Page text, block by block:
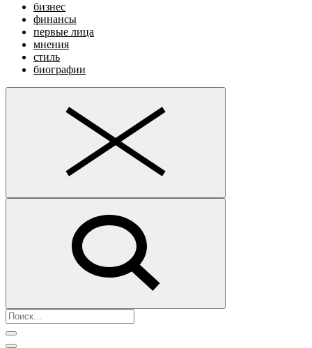
бизнес
финансы
первые лица
мнения
стиль
биографии